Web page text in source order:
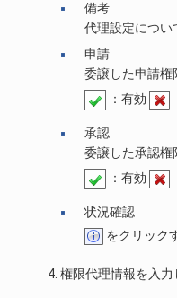
備考
代理設定につい
申請
委譲した申請権
：有効
承認
委譲した承認権
：有効
状況確認
をクリック
権限代理情報を入力